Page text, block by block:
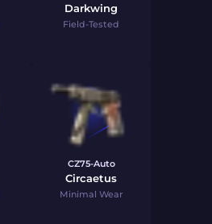
Darkwing
Field-Tested
CZ75-Auto
Circaetus
Minimal Wear